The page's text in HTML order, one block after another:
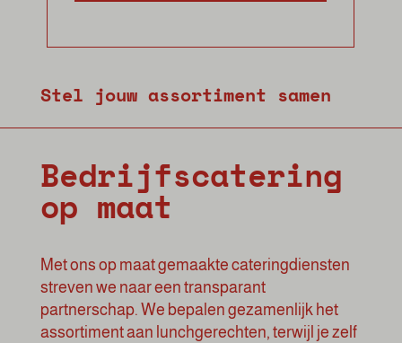
Stel jouw assortiment samen
Bedrijfscatering
op maat
Met ons op maat gemaakte cateringdiensten
streven we naar een transparant
partnerschap. We bepalen gezamenlijk het
assortiment aan lunchgerechten, terwijl je zelf